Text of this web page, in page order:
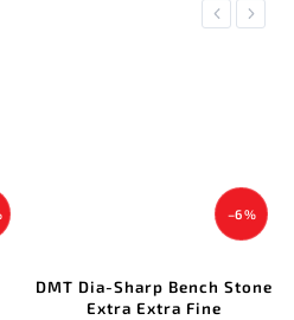
Previous
–6 %
DMT Dia-Sharp Bench Stone
Extra Extra Fine
Next